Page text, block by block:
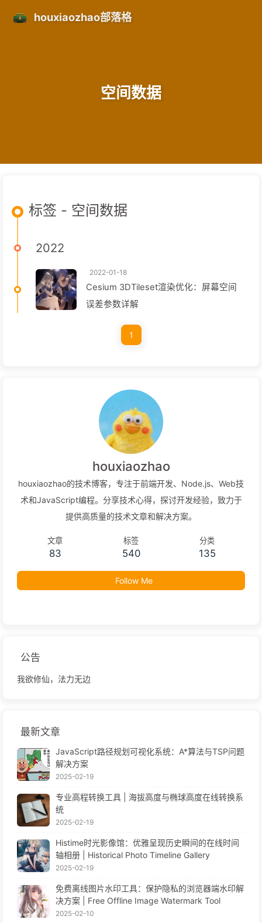
houxiaozhao部落格
空间数据
标签 - 空间数据
2022
2022-01-18
Cesium 3DTileset渲染优化：屏幕空间
误差参数详解
1
houxiaozhao
houxiaozhao的技术博客，专注于前端开发、Node.js、Web技
术和JavaScript编程。分享技术心得，探讨开发经验，致力于
提供高质量的技术文章和解决方案。
文章
83
标签
540
分类
135
Follow Me
公告
我欲修仙，法力无边
最新文章
JavaScript路径规划可视化系统：A*算法与TSP问题
解决方案
2025-02-19
专业高程转换工具 | 海拔高度与椭球高度在线转换系
统
2025-02-19
Histime时光影像馆：优雅呈现历史瞬间的在线时间
轴相册 | Historical Photo Timeline Gallery
2025-02-19
免费离线图片水印工具：保护隐私的浏览器端水印解
决方案 | Free Offline Image Watermark Tool
2025-02-10